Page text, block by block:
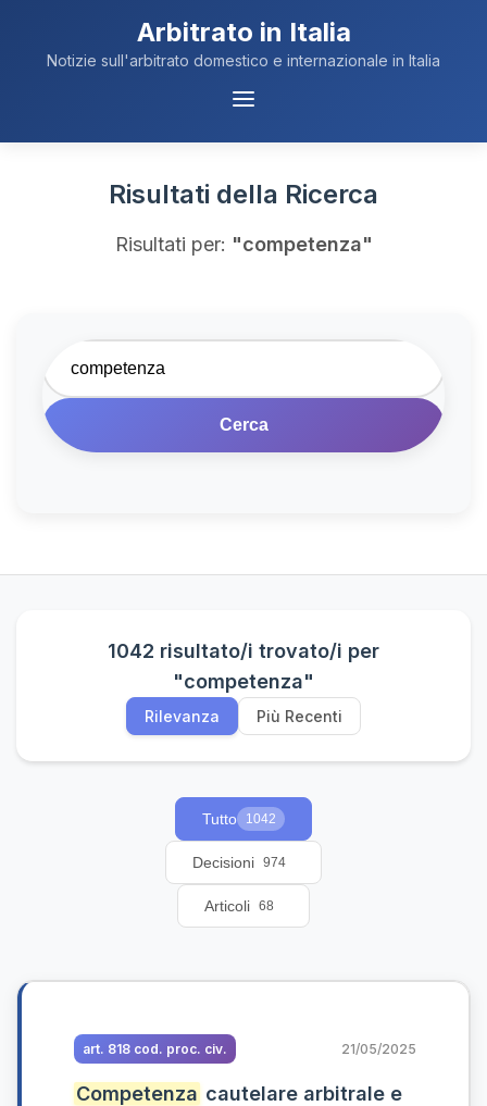
Arbitrato in Italia
Notizie sull'arbitrato domestico e internazionale in Italia
Menu
Risultati della Ricerca
Risultati per: "competenza"
Cerca
1042 risultato/i trovato/i per
"competenza"
Rilevanza Più Recenti
Tutto 1042
Decisioni 974
Articoli 68
art. 818 cod. proc. civ. 21/05/2025
Competenza cautelare arbitrale e